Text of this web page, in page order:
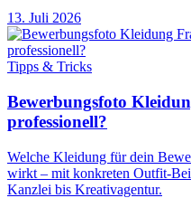
13. Juli 2026
Tipps & Tricks
Bewerbungsfoto
professionell?
Welche Kleidung für dein
wirkt – mit konkreten Outfit-
Kanzlei bis Kreativagentur.